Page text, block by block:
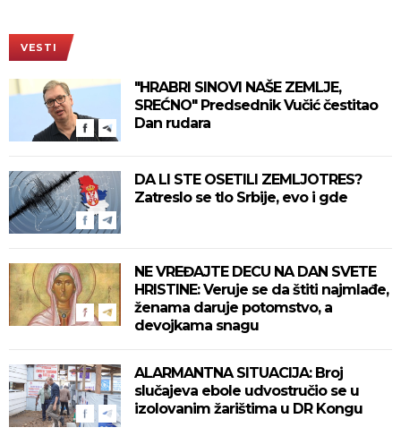
VESTI
"HRABRI SINOVI NAŠE ZEMLJE,
SREĆNO" Predsednik Vučić čestitao
Dan rudara
DA LI STE OSETILI ZEMLJOTRES?
Zatreslo se tlo Srbije, evo i gde
NE VREĐAJTE DECU NA DAN SVETE
HRISTINE: Veruje se da štiti najmlađe,
ženama daruje potomstvo, a
devojkama snagu
ALARMANTNA SITUACIJA: Broj
slučajeva ebole udvostručio se u
izolovanim žarištima u DR Kongu